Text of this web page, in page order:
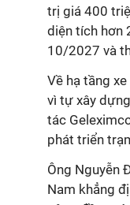
trị giá 400
diện tích hơn
10/2027 và
Về hạ tầng
vì tự xây
tác
phát triển
Ông Nguyễn
Nam khẳng